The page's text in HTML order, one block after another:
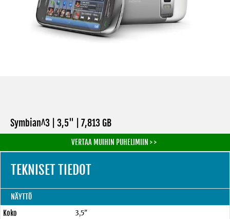
Symbian^3 | 3,5" | 7,813 GB
VERTAA MUIHIN PUHELIMIIN > >
TEKNISET TIEDOT
NÄYTTÖ
Koko
3,5"